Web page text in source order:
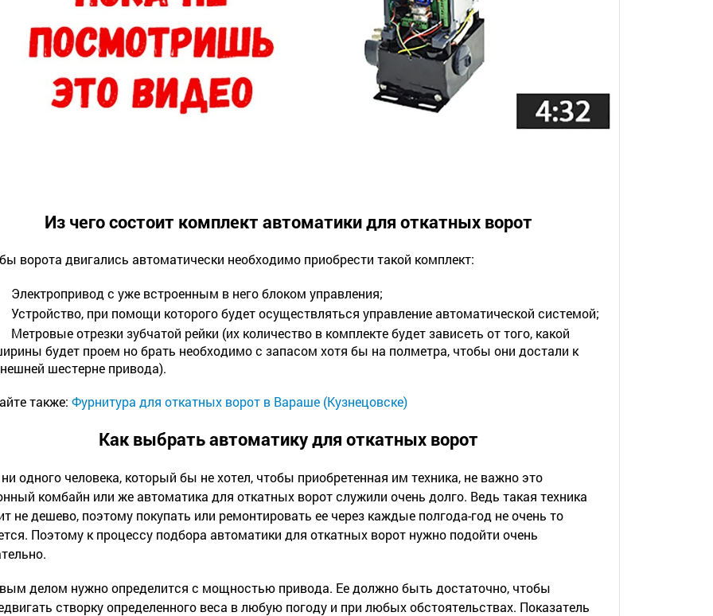
Из чего состоит комплект автоматики для откатных ворот
ворота двигались автоматически необходимо приобрести такой комплект:
Электропривод с уже встроенным в него блоком управления;
Устройство, при помощи которого будет осуществляться управление автоматической системой;
Метровые отрезки зубчатой рейки (их количество в комплекте будет зависеть от того, какой
будет проем но брать необходимо с запасом хотя бы на полметра, чтобы они достали к
шестерне привода).
также: Фурнитура для откатных ворот в Вараше (Кузнецовске)
Как выбрать автоматику для откатных ворот
одного человека, который бы не хотел, чтобы приобретенная им техника, не важно это
комбайн или же автоматика для откатных ворот служили очень долго. Ведь такая техника
не дешево, поэтому покупать или ремонтировать ее через каждые полгода-год не очень то
Поэтому к процессу подбора автоматики для откатных ворот нужно подойти очень
делом нужно определится с мощностью привода. Ее должно быть достаточно, чтобы
створку определенного веса в любую погоду и при любых обстоятельствах. Показатель